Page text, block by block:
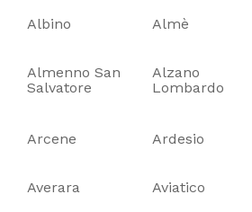
Albino
Almè
Almenno San
Salvatore
Alzano
Lombardo
Arcene
Ardesio
Averara
Aviatico